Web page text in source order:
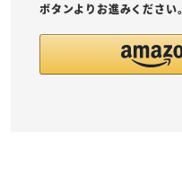
ボタンよりお進みください。